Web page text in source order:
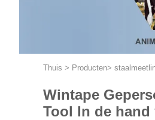
Thuis > Producten>
Wintape
Tool In de